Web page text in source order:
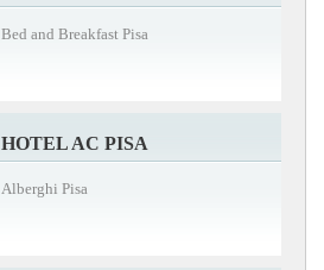
Bed and Breakfast Pisa
HOTEL AC PISA
Alberghi Pisa